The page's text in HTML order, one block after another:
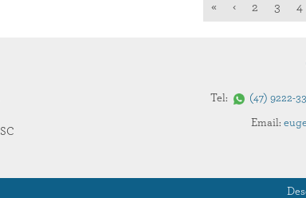
« ‹ 2 3 4
SC
Tel: 47 9222-
Email: